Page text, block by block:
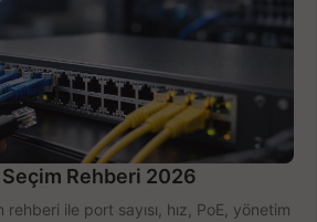
Rehberi 2026
ile port sayısı, hız, PoE, yönetim